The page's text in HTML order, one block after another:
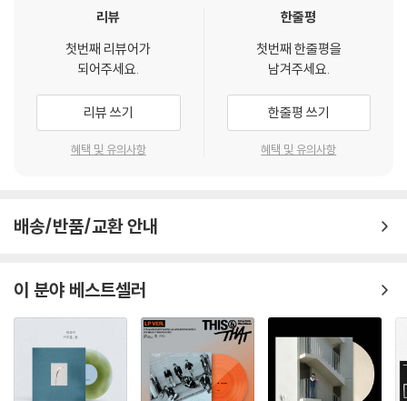
가 있으며, 이는 상품의 불량이 아닙니다. 단, 재생에 이상이 있는 경우에는
불량으로 인한 반품/교환이 가능합니다
아래에 해당하는 경우는 불량이 아니므로 개봉 후 반품/교환이 불가합니
1) 컬러 디스크는 웹 이미지와 실제 색상이 차이가 날 수 있습니다.
3) 컬러 디스크는 제작 과정에서 다른 색상 염료가 섞여 얼룩과 번짐, 반점
등이 발생할 수 있습니다.
※ 반품/교환 안내
1) 불량으로 인한 반품/교환 요청 시에는 불량 확인을 위해 개봉 시의 동영
상을 요청할 수 있으며, 동영상이 없는 경우 반품/교환이 제한될 수 있습니
관련 사진과 동영상 및 재생 기기 모델명을 첨부하여 첨부하여 고객센터에
문의 바랍니다.
리뷰
첫번째 리뷰어가
되어주세요.
리뷰 쓰기
혜택 및 유의사항
한줄평
첫번째 한줄평을
남겨주세요.
한줄평 쓰기
혜택 및 유의사항
배송/반품/교환 안내
이 분야 베스트셀러